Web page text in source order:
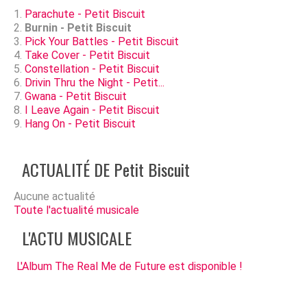
Parachute - Petit Biscuit
Burnin - Petit Biscuit
Pick Your Battles - Petit Biscuit
Take Cover - Petit Biscuit
Constellation - Petit Biscuit
Drivin Thru the Night - Petit...
Gwana - Petit Biscuit
I Leave Again - Petit Biscuit
Hang On - Petit Biscuit
ACTUALITÉ DE Petit Biscuit
Aucune actualité
Toute l'actualité musicale
L'ACTU MUSICALE
L'Album The Real Me de Future est disponible !